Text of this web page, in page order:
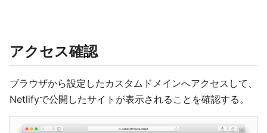
アクセス確認
ブラウザから設定したカスタムドメインへアクセスして、
Netlifyで公開したサイトが表示されることを確認する。